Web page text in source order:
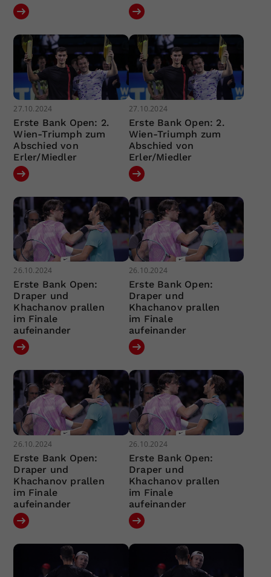
27.10.2024
Erste Bank Open: 2.
Wien-Triumph zum
Abschied von
Erler/Miedler
27.10.2024
Erste Bank Open: 2.
Wien-Triumph zum
Abschied von
Erler/Miedler
26.10.2024
Erste Bank Open:
Draper und
Khachanov prallen
im Finale
aufeinander
26.10.2024
Erste Bank Open:
Draper und
Khachanov prallen
im Finale
aufeinander
26.10.2024
Erste Bank Open:
Draper und
Khachanov prallen
im Finale
aufeinander
26.10.2024
Erste Bank Open:
Draper und
Khachanov prallen
im Finale
aufeinander